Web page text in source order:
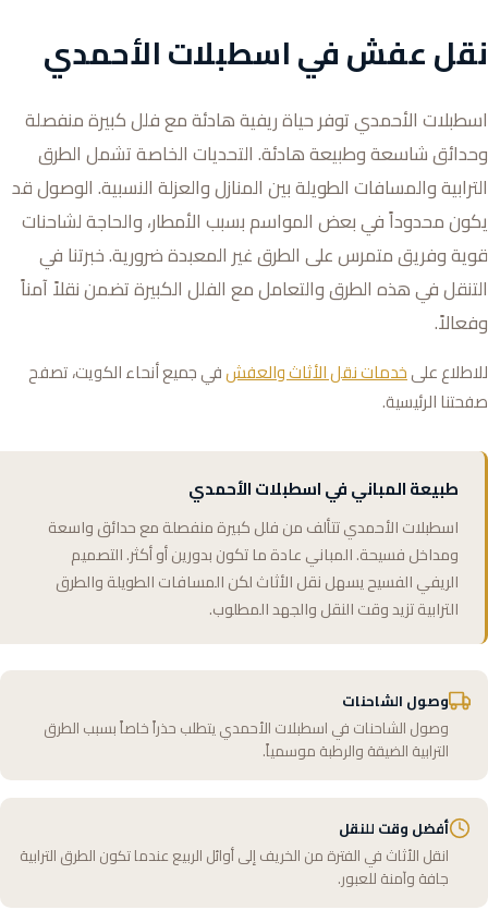
نقل عفش في اسطبلات الأحمدي
اسطبلات الأحمدي توفر حياة ريفية هادئة مع فلل كبيرة منفصلة
وحدائق شاسعة وطبيعة هادئة. التحديات الخاصة تشمل الطرق
الترابية والمسافات الطويلة بين المنازل والعزلة النسبية. الوصول قد
يكون محدوداً في بعض المواسم بسبب الأمطار، والحاجة لشاحنات
قوية وفريق متمرس على الطرق غير المعبدة ضرورية. خبرتنا في
التنقل في هذه الطرق والتعامل مع الفلل الكبيرة تضمن نقلاً آمناً
وفعالاً.
للاطلاع علىخدمات نقل الأثاث والعفشفي جميع أنحاء الكويت، تصفح
صفحتنا الرئيسية.
طبيعة المباني في اسطبلات الأحمدي
اسطبلات الأحمدي تتألف من فلل كبيرة منفصلة مع حدائق واسعة
ومداخل فسيحة. المباني عادة ما تكون بدورين أو أكثر. التصميم
الريفي الفسيح يسهل نقل الأثاث لكن المسافات الطويلة والطرق
الترابية تزيد وقت النقل والجهد المطلوب.
وصول الشاحنات
وصول الشاحنات في اسطبلات الأحمدي يتطلب حذراً خاصاً بسبب الطرق
الترابية الضيقة والرطبة موسمياً.
أفضل وقت للنقل
انقل الأثاث في الفترة من الخريف إلى أوائل الربيع عندما تكون الطرق الترابية
جافة وآمنة للعبور.